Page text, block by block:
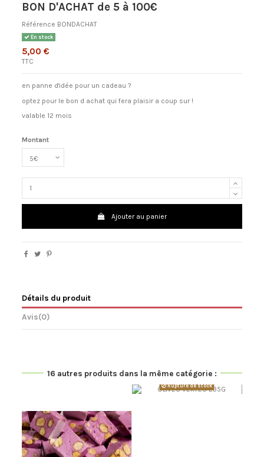
BON D'ACHAT de 5 à 100€
Référence BONDACHAT
En stock
5,00 €
TTC
en panne d'idée pour un cadeau ?
optez pour le bon d achat qui fera plaisir a coup sur !
valable 12 mois
Montant
Ajouter au panier
Détails du produit
Avis(0)
16 autres produits dans la même catégorie :
Rupture de stock